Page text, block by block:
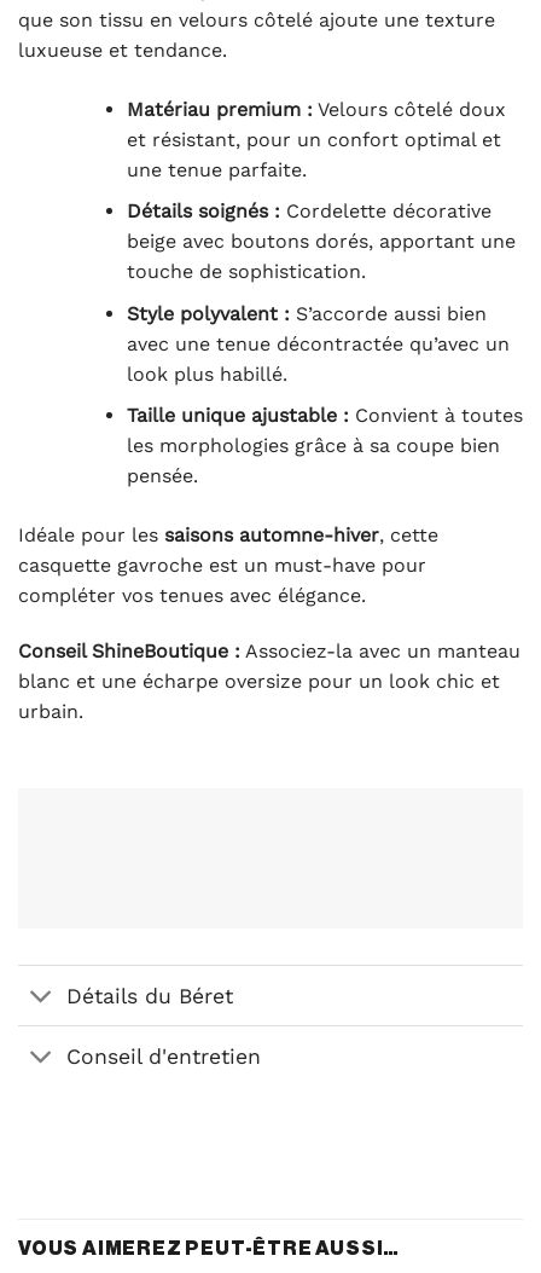
que son tissu en velours côtelé ajoute une texture
luxueuse et tendance.
Matériau premium : Velours côtelé doux
et résistant, pour un confort optimal et
une tenue parfaite.
Détails soignés : Cordelette décorative
beige avec boutons dorés, apportant une
touche de sophistication.
Style polyvalent : S’accorde aussi bien
avec une tenue décontractée qu’avec un
look plus habillé.
Taille unique ajustable : Convient à toutes
les morphologies grâce à sa coupe bien
pensée.
Idéale pour les saisons automne-hiver, cette
casquette gavroche est un must-have pour
compléter vos tenues avec élégance.
Conseil ShineBoutique : Associez-la avec un manteau
blanc et une écharpe oversize pour un look chic et
urbain.
Détails du Béret
Conseil d'entretien
VOUS AIMEREZ PEUT-ÊTRE AUSSI…